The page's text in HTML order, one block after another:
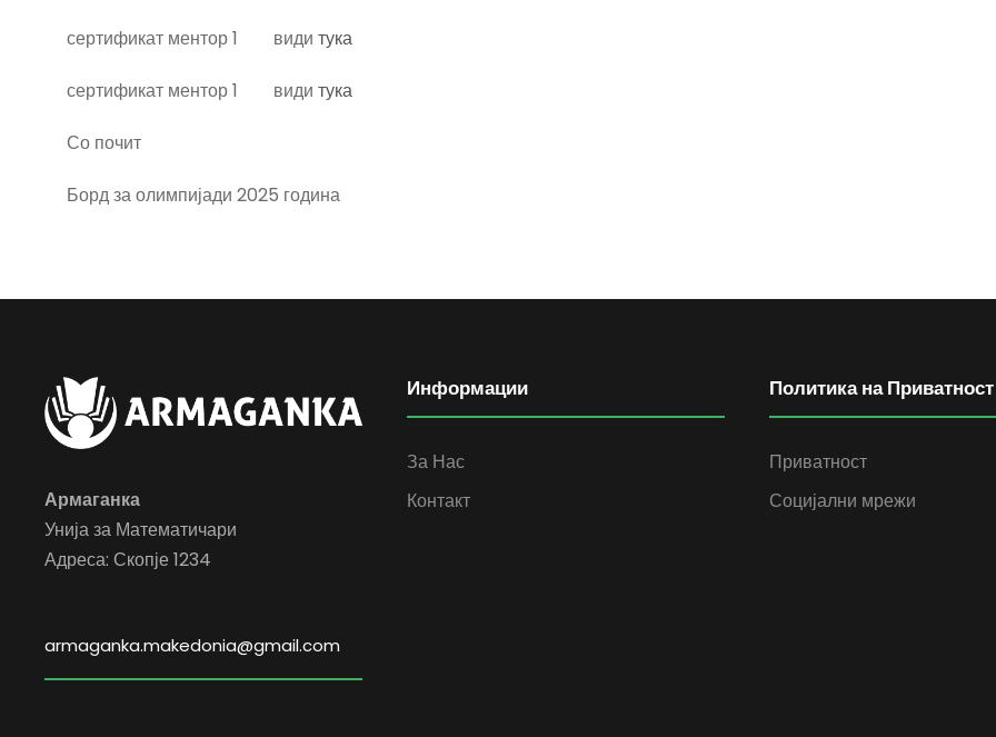
сертификат ментор 1 види тука
сертификат ментор 1 види тука
Со почит
Борд за олимпијади 2025 година
Армаганка
Унија за Математичари
Адреса: Скопје 1234
armaganka.makedonia@gmail.com
Информации
За Нас
Контакт
Политика на Приватност
Приватност
Социјални мрежи